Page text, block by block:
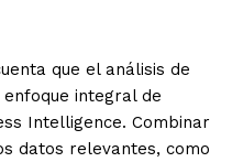
que el análisis de
integral de
Intelligence. Combinar
datos relevantes, como